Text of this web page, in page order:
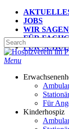
Skip
main
content
JOBS
WIR
FÜR
FÜR
Close
Search
search
Menu
Für
Kinderhospiz